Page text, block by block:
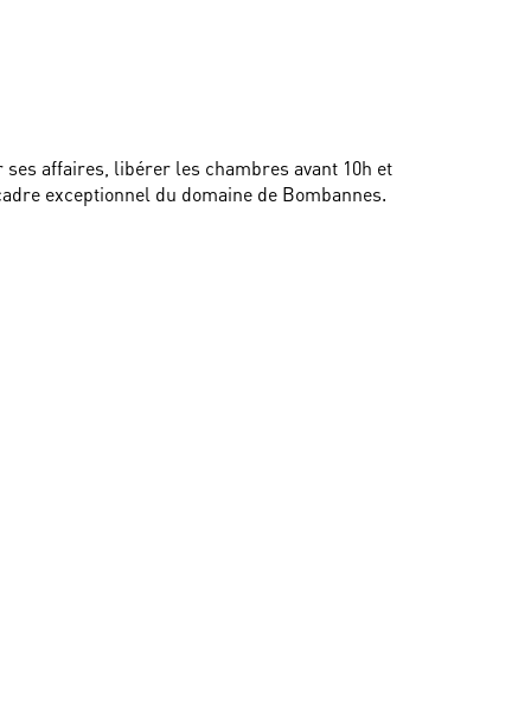
affaires, libérer les chambres avant 10h et
exceptionnel du domaine de Bombannes.